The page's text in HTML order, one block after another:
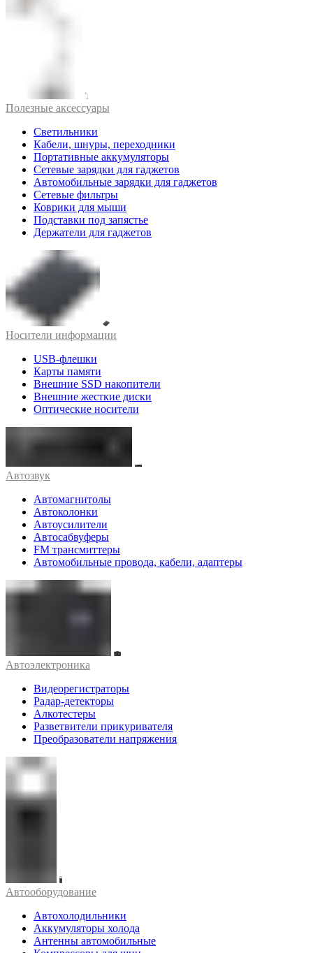
Полезные аксессуары
Светильники
Кабели, шнуры, переходники
Портативные аккумуляторы
Сетевые зарядки для гаджетов
Автомобильные зарядки для гаджетов
Сетевые фильтры
Коврики для мыши
Подставки под запястье
Держатели для гаджетов
Носители информации
USB-флешки
Карты памяти
Внешние SSD накопители
Внешние жесткие диски
Оптические носители
Автозвук
Автомагнитолы
Автоколонки
Автоусилители
Автосабвуферы
FM трансмиттеры
Автомобильные провода, кабели, адаптеры
Автоэлектроника
Видеорегистраторы
Радар-детекторы
Алкотестеры
Разветвители прикуривателя
Преобразователи напряжения
Автооборудование
Автохолодильники
Аккумуляторы холода
Антенны автомобильные